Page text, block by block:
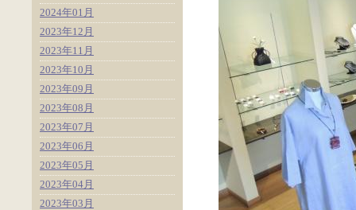
2024年01月
2023年12月
2023年11月
2023年10月
2023年09月
2023年08月
2023年07月
2023年06月
2023年05月
2023年04月
2023年03月